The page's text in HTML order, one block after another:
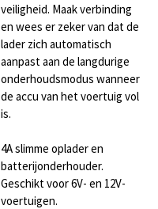
veiligheid. Maak verbinding
en wees er zeker van dat de
lader zich automatisch
aanpast aan de langdurige
onderhoudsmodus wanneer
de accu van het voertuig vol
is.
4A slimme oplader en
batterijonderhouder.
Geschikt voor 6V- en 12V-
voertuigen.